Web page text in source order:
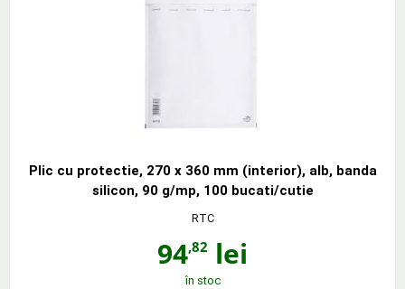
Plic cu protectie, 270 x 360 mm (interior), alb, banda
silicon, 90 g/mp, 100 bucati/cutie
RTC
94,82 lei
în stoc